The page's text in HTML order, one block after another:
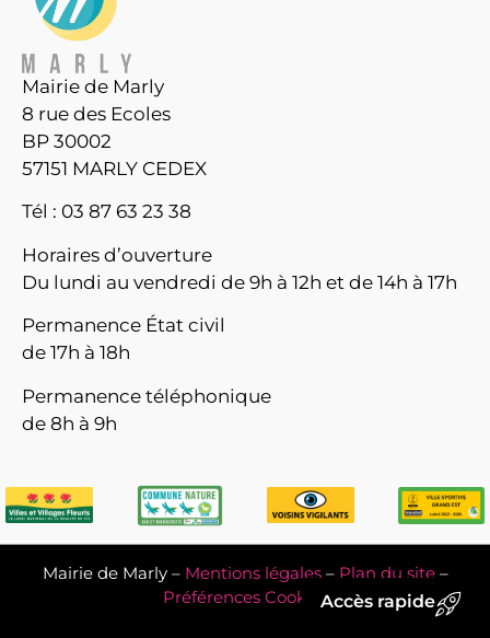
Mairie de Marly
8 rue des Ecoles
BP 30002
57151 MARLY CEDEX
Tél : 03 87 63 23 38
Horaires d’ouverture
Du lundi au vendredi de 9h à 12h et de 14h à 17h
Permanence État civil
de 17h à 18h
Permanence téléphonique
de 8h à 9h
Mairie de Marly – Mentions légales– Plan du site–
Préférences CookiesAccès rapide